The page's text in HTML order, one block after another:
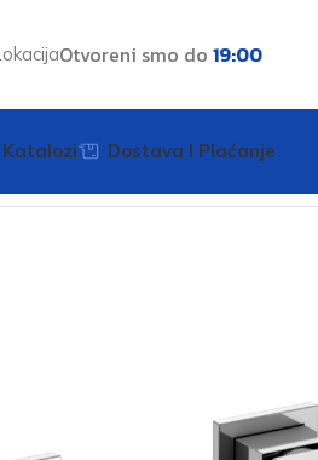
Otvoreni smo do 19:00
Dostava I Plaćanje